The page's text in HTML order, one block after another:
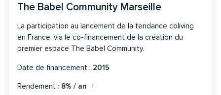
The Babel Community Marseille
La participation au lancement de la tendance coliving
en France, via le co-financement de la création du
premier espace The Babel Community.
Date de financement : 2015
Rendement : 8% / an